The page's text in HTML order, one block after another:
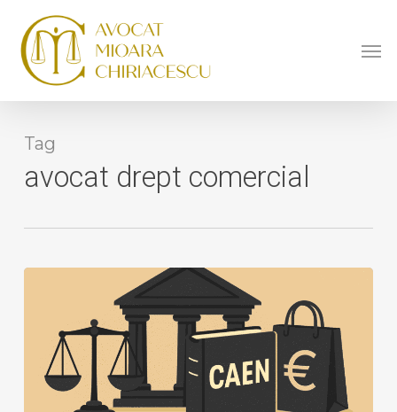
main
content
Tag
avocat drept comercial